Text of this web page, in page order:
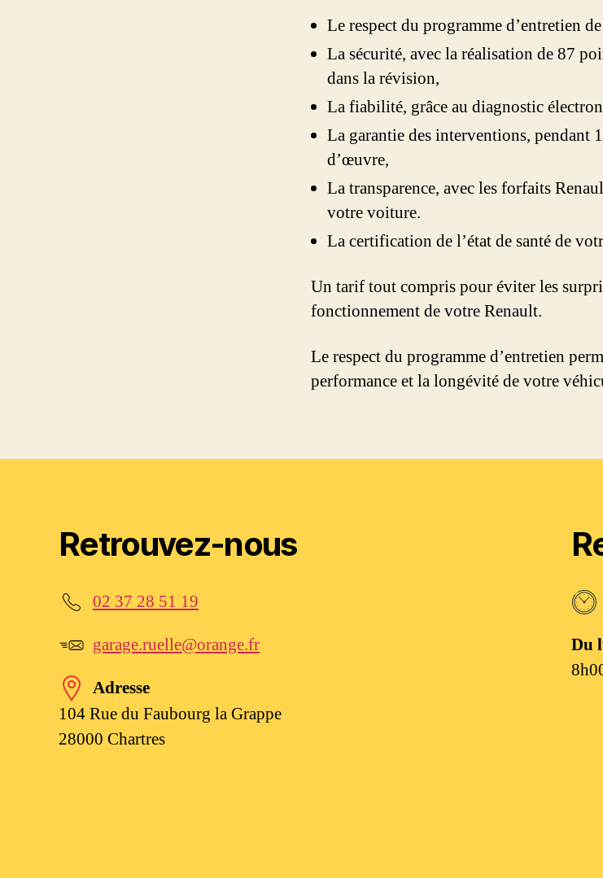
Le respect du programme d’entretien
La sécurité, avec la réalisation de 87
dans la révision,
La fiabilité, grâce au diagnostic
La garantie des interventions, pendant
d’œuvre,
La transparence, avec les forfaits
votre voiture.
La certification de l’état de santé de
Un tarif tout compris pour éviter les
fonctionnement de votre Renault.
Le respect du programme d’entretien
performance et la longévité de votre
Retrouvez-nous
02 37 28 51 19
garage.ruelle@orange.fr
Adresse
104 Rue du Faubourg la Grappe
28000 Chartres
Du